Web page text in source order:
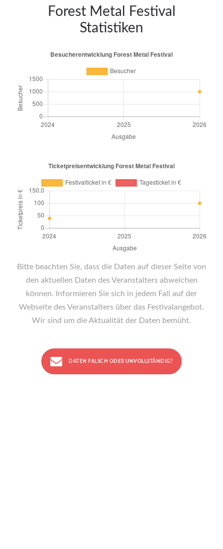
Forest Metal Festival
Statistiken
Bitte beachten Sie, dass die Daten auf dieser Seite von
den aktuellen Daten des Veranstalters abweichen
können. Informieren Sie sich in jedem Fall auf der
Webseite des Veranstalters über das Festivalangebot.
Wir sind um die Aktualität der Daten bemüht.
DATEN FALSCH ODER UNVOLLSTÄNDIG?